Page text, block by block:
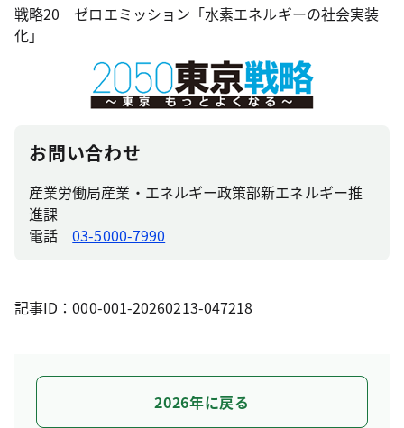
戦略20 ゼロエミッション「水素エネルギーの社会実装
化」
お問い合わせ
産業労働局産業・エネルギー政策部新エネルギー推
進課
電話03-5000-7990
記事ID：000-001-20260213-047218
2026年に戻る